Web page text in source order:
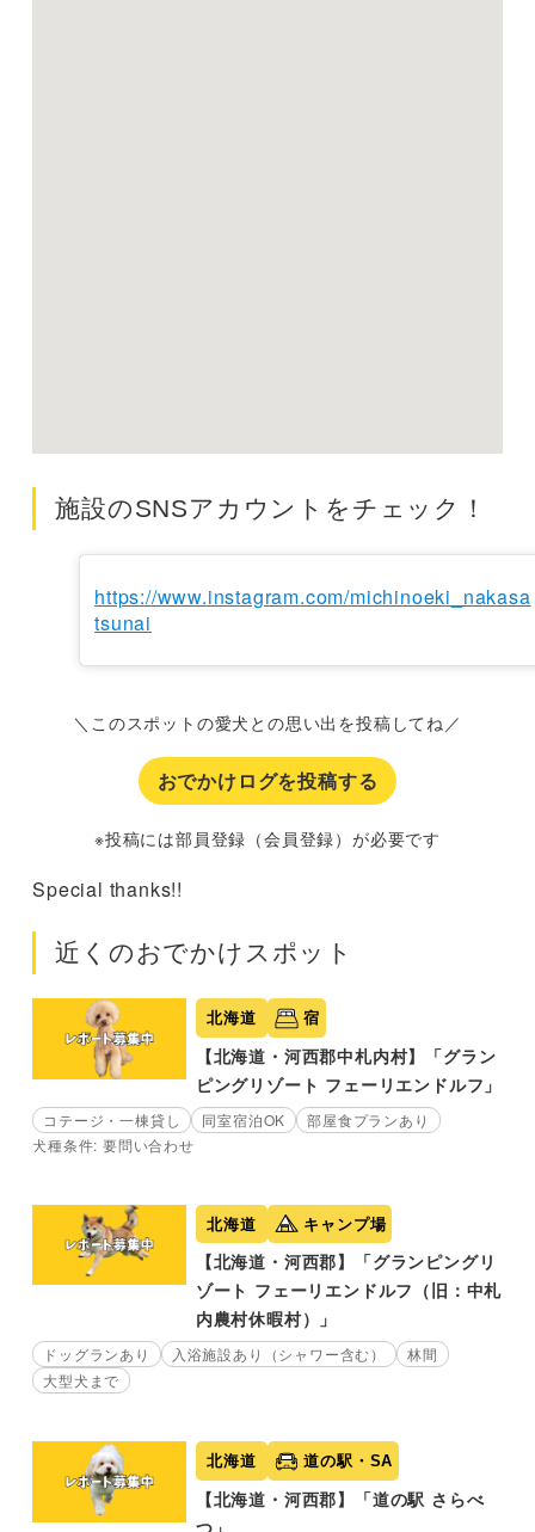
施設のSNSアカウントをチェック！
https://www.instagram.com/michinoeki_nakasa
tsunai
＼このスポットの愛犬との思い出を投稿してね／
おでかけログを投稿する
※投稿には部員登録（会員登録）が必要です
Special thanks!!
近くのおでかけスポット
北海道 宿
【北海道・河西郡中札内村】「グラン
ピングリゾート フェーリエンドルフ」
コテージ・一棟貸し 同室宿泊OK
部屋食プランあり
犬種条件: 要問い合わせ
北海道 キャンプ場
【北海道・河西郡】「グランピングリ
ゾート フェーリエンドルフ（旧：中札
内農村休暇村）」
ドッグランあり 入浴施設あり（シャワー含む）
林間
大型犬まで
北海道 道の駅・SA
【北海道・河西郡】「道の駅 さらべ